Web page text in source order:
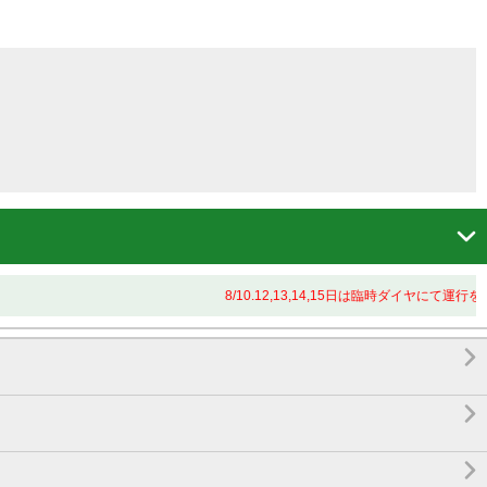

8/10.12,13,14,15日は臨時ダイヤにて運行を行い


